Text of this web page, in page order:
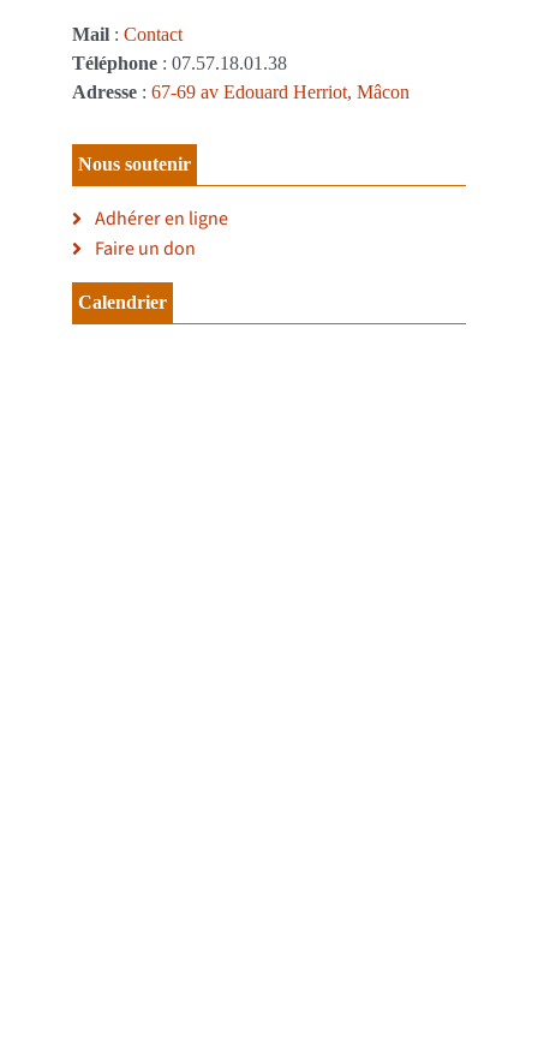
Mail : Contact
Téléphone : 07.57.18.01.38
Adresse : 67-69 av Edouard Herriot, Mâcon
Nous soutenir
Adhérer en ligne
Faire un don
Calendrier